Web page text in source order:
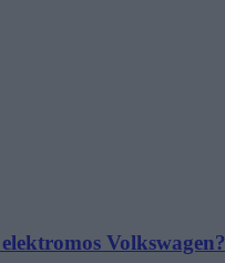
Volkswagen?